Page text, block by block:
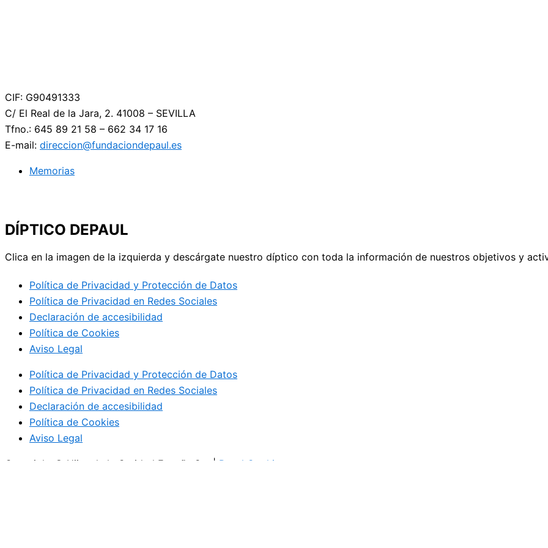
CIF: G90491333
C/ El Real de la Jara, 2. 41008 – SEVILLA
Tfno.: 645 89 21 58 – 662 34 17 16
E-mail: direccion@fundaciondepaul.es
Memorias
DÍPTICO DEPAUL
Clica en la imagen de la izquierda y descárgate nuestro díptico con toda la información de nuestros objetivos y
Política de Privacidad y Protección de Datos
Política de Privacidad en Redes Sociales
Declaración de accesibilidad
Política de Cookies
Aviso Legal
Política de Privacidad y Protección de Datos
Política de Privacidad en Redes Sociales
Declaración de accesibilidad
Política de Cookies
Aviso Legal
Copyright © Hijas de la Caridad España Sur | Panel Cookies